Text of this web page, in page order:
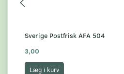
Sverige Postfrisk AFA 504
3,00
Læg i kurv